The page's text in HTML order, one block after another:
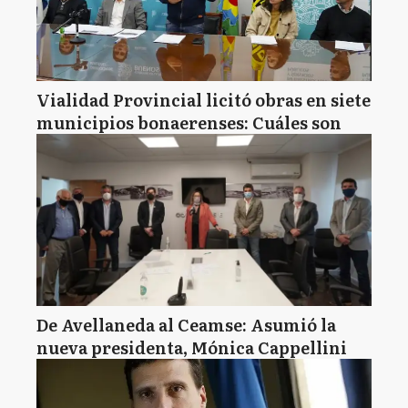
Vialidad Provincial licitó obras en siete
municipios bonaerenses: Cuáles son
De Avellaneda al Ceamse: Asumió la
nueva presidenta, Mónica Cappellini